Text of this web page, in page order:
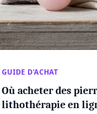
GUIDE D'ACHAT
Où acheter des
lithothérapie en